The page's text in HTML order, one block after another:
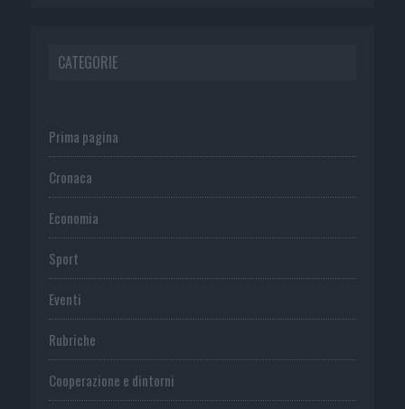
CATEGORIE
Prima pagina
Cronaca
Economia
Sport
Eventi
Rubriche
Cooperazione e dintorni